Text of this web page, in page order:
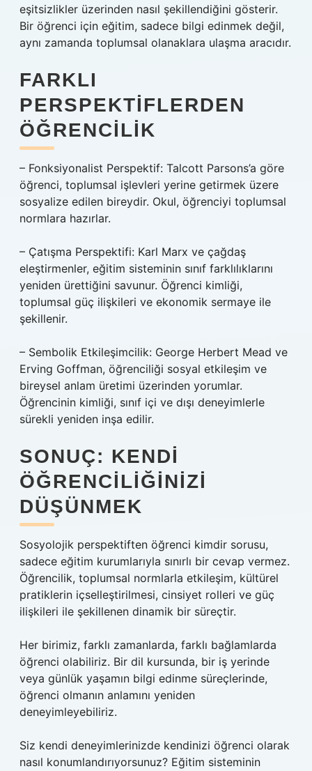
eşitsizlikler üzerinden nasıl şekillendiğini gösterir.
Bir öğrenci için eğitim, sadece bilgi edinmek değil,
aynı zamanda toplumsal olanaklara ulaşma aracıdır.
FARKLI
PERSPEKTIFLERDEN
ÖĞRENCILIK
– Fonksiyonalist Perspektif: Talcott Parsons’a göre
öğrenci, toplumsal işlevleri yerine getirmek üzere
sosyalize edilen bireydir. Okul, öğrenciyi toplumsal
normlara hazırlar.
– Çatışma Perspektifi: Karl Marx ve çağdaş
eleştirmenler, eğitim sisteminin sınıf farklılıklarını
yeniden ürettiğini savunur. Öğrenci kimliği,
toplumsal güç ilişkileri ve ekonomik sermaye ile
şekillenir.
– Sembolik Etkileşimcilik: George Herbert Mead ve
Erving Goffman, öğrenciliği sosyal etkileşim ve
bireysel anlam üretimi üzerinden yorumlar.
Öğrencinin kimliği, sınıf içi ve dışı deneyimlerle
sürekli yeniden inşa edilir.
SONUÇ: KENDI
ÖĞRENCILIĞINIZI
DÜŞÜNMEK
Sosyolojik perspektiften öğrenci kimdir sorusu,
sadece eğitim kurumlarıyla sınırlı bir cevap vermez.
Öğrencilik, toplumsal normlarla etkileşim, kültürel
pratiklerin içselleştirilmesi, cinsiyet rolleri ve güç
ilişkileri ile şekillenen dinamik bir süreçtir.
Her birimiz, farklı zamanlarda, farklı bağlamlarda
öğrenci olabiliriz. Bir dil kursunda, bir iş yerinde
veya günlük yaşamın bilgi edinme süreçlerinde,
öğrenci olmanın anlamını yeniden
deneyimleyebiliriz.
Siz kendi deneyimlerinizde kendinizi öğrenci olarak
nasıl konumlandırıyorsunuz? Eğitim sisteminin